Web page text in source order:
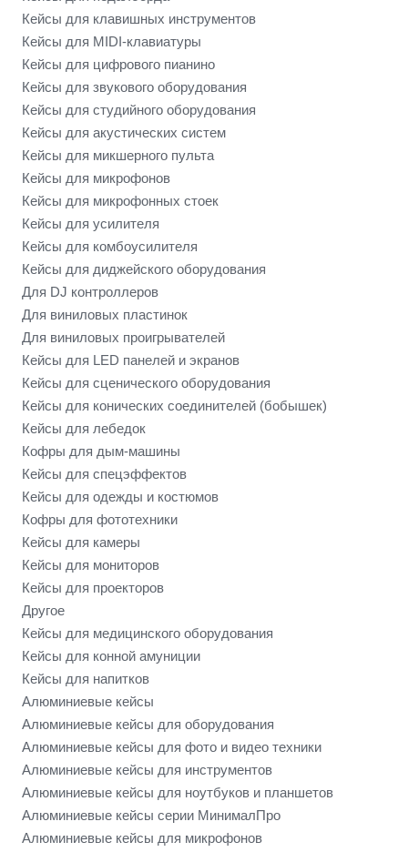
Кейсы для клавишных инструментов
Кейсы для MIDI-клавиатуры
Кейсы для цифрового пианино
Кейсы для звукового оборудования
Кейсы для студийного оборудования
Кейсы для акустических систем
Кейсы для микшерного пульта
Кейсы для микрофонов
Кейсы для микрофонных стоек
Кейсы для усилителя
Кейсы для комбоусилителя
Кейсы для диджейского оборудования
Для DJ контроллеров
Для виниловых пластинок
Для виниловых проигрывателей
Кейсы для LED панелей и экранов
Кейсы для сценического оборудования
Кейсы для конических соединителей (бобышек)
Кейсы для лебедок
Кофры для дым-машины
Кейсы для спецэффектов
Кейсы для одежды и костюмов
Кофры для фототехники
Кейсы для камеры
Кейсы для мониторов
Кейсы для проекторов
Другое
Кейсы для медицинского оборудования
Кейсы для конной амуниции
Кейсы для напитков
Алюминиевые кейсы
Алюминиевые кейсы для оборудования
Алюминиевые кейсы для фото и видео техники
Алюминиевые кейсы для инструментов
Алюминиевые кейсы для ноутбуков и планшетов
Алюминиевые кейсы серии МинималПро
Алюминиевые кейсы для микрофонов